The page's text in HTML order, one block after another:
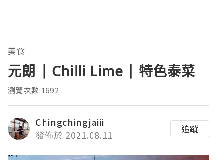
美食
元朗 | Chilli Lime | 特色泰菜
瀏覽次數:1692
Chingchingjaiii
發佈於 2021.08.11
追蹤